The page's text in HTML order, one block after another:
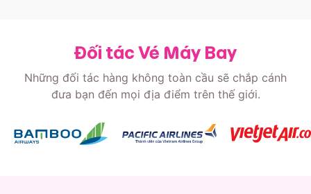
Đối tác Vé Máy Bay
Những đối tác hàng không toàn cầu sẽ chắp cánh
đưa bạn đến mọi địa điểm trên thế giới.